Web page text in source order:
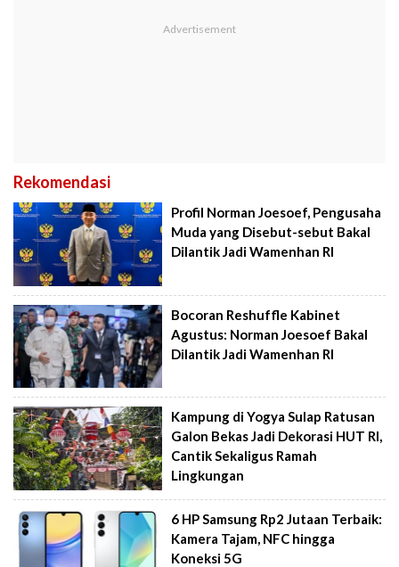
Rekomendasi
Profil Norman Joesoef, Pengusaha
Muda yang Disebut-sebut Bakal
Dilantik Jadi Wamenhan RI
Bocoran Reshuffle Kabinet
Agustus: Norman Joesoef Bakal
Dilantik Jadi Wamenhan RI
Kampung di Yogya Sulap Ratusan
Galon Bekas Jadi Dekorasi HUT RI,
Cantik Sekaligus Ramah
Lingkungan
6 HP Samsung Rp2 Jutaan Terbaik:
Kamera Tajam, NFC hingga
Koneksi 5G